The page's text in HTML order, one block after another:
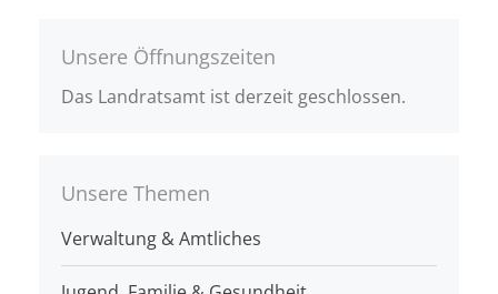
Unsere Öffnungszeiten
Das Landratsamt ist derzeit geschlossen.
Unsere Themen
Verwaltung & Amtliches